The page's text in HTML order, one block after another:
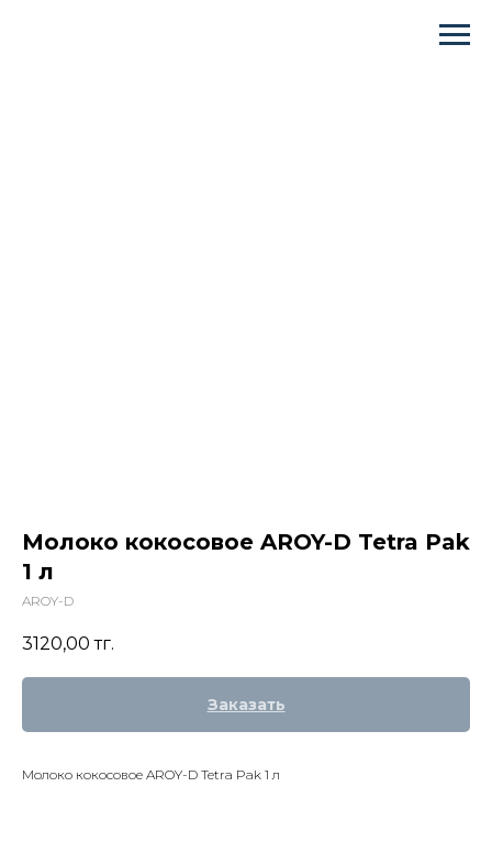
Молоко кокосовое AROY-D Tetra Pak
1 л
AROY-D
3120,00 тг.
Заказать
Молоко кокосовое AROY-D Tetra Pak 1 л